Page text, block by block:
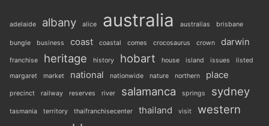
adelaide albany alice australia australias brisbane
bungle business coast coastal comes crocosaurus crown darwin
franchise heritage history hobart house island issues
listed
margaret
market national nationwide nature northern place
precinct railway reserves river salamanca springs sydney
tasmania territory thaifranchisecenter thailand visit western